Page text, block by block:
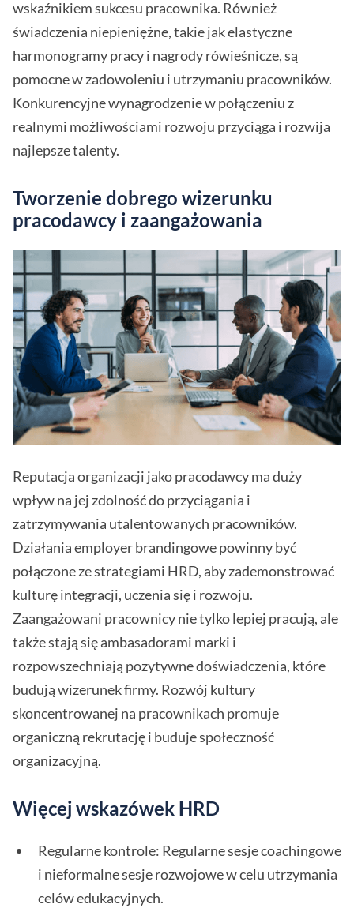
wskaźnikiem sukcesu pracownika. Również
świadczenia niepieniężne, takie jak elastyczne
harmonogramy pracy i nagrody rówieśnicze, są
pomocne w zadowoleniu i utrzymaniu pracowników.
Konkurencyjne wynagrodzenie w połączeniu z
realnymi możliwościami rozwoju przyciąga i rozwija
najlepsze talenty.
Tworzenie dobrego wizerunku
pracodawcy i zaangażowania
Reputacja organizacji jako pracodawcy ma duży
wpływ na jej zdolność do przyciągania i
zatrzymywania utalentowanych pracowników.
Działania employer brandingowe powinny być
połączone ze strategiami HRD, aby zademonstrować
kulturę integracji, uczenia się i rozwoju.
Zaangażowani pracownicy nie tylko lepiej pracują, ale
także stają się ambasadorami marki i
rozpowszechniają pozytywne doświadczenia, które
budują wizerunek firmy. Rozwój kultury
skoncentrowanej na pracownikach promuje
organiczną rekrutację i buduje społeczność
organizacyjną.
Więcej wskazówek HRD
Regularne kontrole: Regularne sesje coachingowe
i nieformalne sesje rozwojowe w celu utrzymania
celów edukacyjnych.